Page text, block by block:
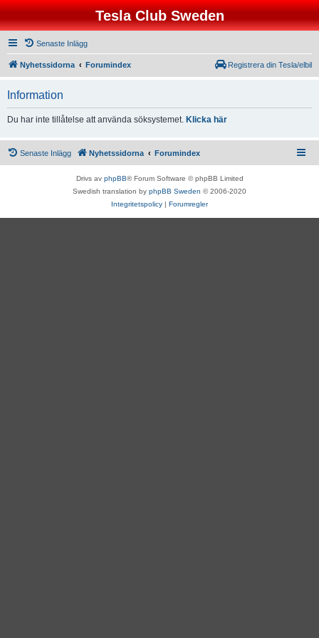
Tesla Club Sweden
Senaste Inlägg
Nyhetssidorna Forumindex Registrera din Tesla/elbil
Information
Du har inte tillåtelse att använda söksystemet. Klicka här
Senaste Inlägg Nyhetssidorna Forumindex
Drivs av phpBB® Forum Software © phpBB Limited
Swedish translation by phpBB Sweden © 2006-2020
Integritetspolicy | Forumregler